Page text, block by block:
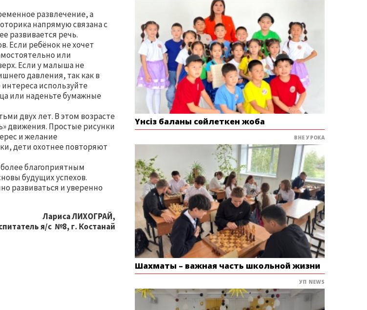
развлечение, а
напрямую связана с
развивается речь.
Если ребёнок не хочет
или
Если у малыша не
давления, так как в
используйте
или наденьте бумажные
двух лет. В этом возрасте
движения. Простые рисунки
и желание
дети охотнее повторяют
благоприятным
будущих успехов.
развиваться и уверенно
Лариса ЛИХОГРАЙ,
я/с №8, г. Костанай
Үнсіз баланы сөйлеткен жоба
ВНЕ УРОКА
Шахматы – важная часть школьной жизни
УП NEWS